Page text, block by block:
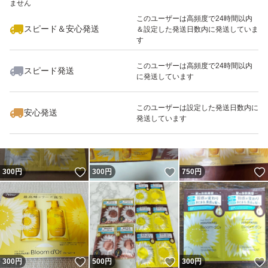
ません
スピード＆安心発送
このユーザーは高頻度で24時間以内
＆設定した発送日数内に発送していま
す
スピード発送
このユーザーは高頻度で24時間以内
に発送しています
安心発送
このユーザーは設定した発送日数内に
発送しています
いいね！
960
300円 いいね！
300円 いいね！
750円
300円 いいね！
500円 いいね！
300円